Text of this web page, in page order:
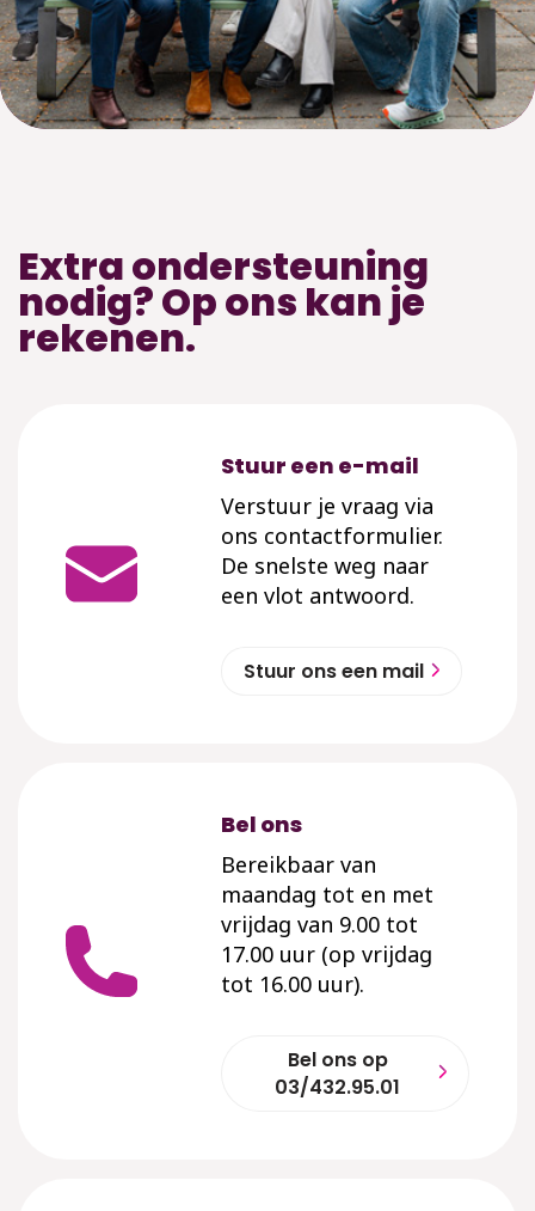
Extra ondersteuning
nodig? Op ons kan je
rekenen.
Stuur een e-mail
Verstuur je vraag via
ons contactformulier.
De snelste weg naar
een vlot antwoord.
Stuur ons een mail
Bel ons
Bereikbaar van
maandag tot en met
vrijdag van 9.00 tot
17.00 uur (op vrijdag
tot 16.00 uur).
Bel ons op
03/432.95.01